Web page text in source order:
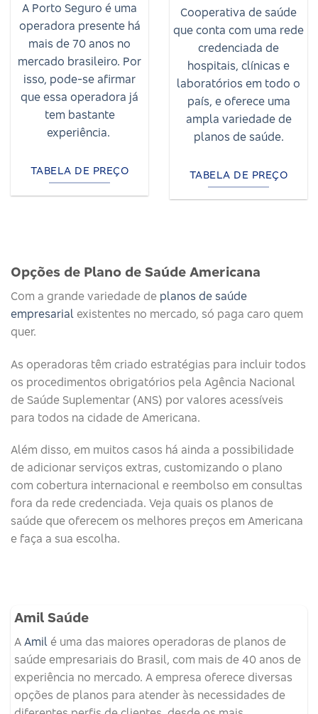
A Porto Seguro é uma
operadora presente há
mais de 70 anos no
mercado brasileiro. Por
isso, pode-se afirmar
que essa operadora já
tem bastante
experiência.
TABELA DE PREÇO
Cooperativa de saúde
que conta com uma rede
credenciada de
hospitais, clínicas e
laboratórios em todo o
país, e oferece uma
ampla variedade de
planos de saúde.
TABELA DE PREÇO
Opções de Plano de Saúde Americana
Com a grande variedade de planos de saúde
empresarial existentes no mercado, só paga caro quem
quer.
As operadoras têm criado estratégias para incluir todos
os procedimentos obrigatórios pela Agência Nacional
de Saúde Suplementar (ANS) por valores acessíveis
para todos na cidade de Americana.
Além disso, em muitos casos há ainda a possibilidade
de adicionar serviços extras, customizando o plano
com cobertura internacional e reembolso em consultas
fora da rede credenciada. Veja quais os planos de
saúde que oferecem os melhores preços em Americana
e faça a sua escolha.
Amil Saúde
A Amil é uma das maiores operadoras de planos de
saúde empresariais do Brasil, com mais de 40 anos de
experiência no mercado. A empresa oferece diversas
opções de planos para atender às necessidades de